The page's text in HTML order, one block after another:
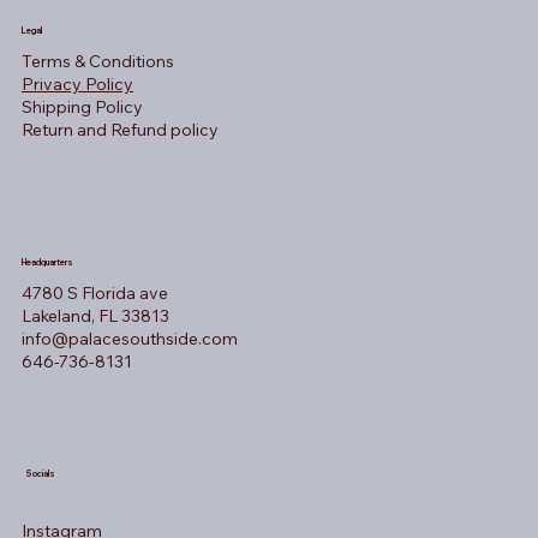
Legal
Terms & Conditions
Privacy Policy
Shipping Policy
Return and Refund policy
Headquarters
4780 S Florida ave
Lakeland, FL 33813
info@palacesouthside.com
646-736-8131
Socials
Instagram